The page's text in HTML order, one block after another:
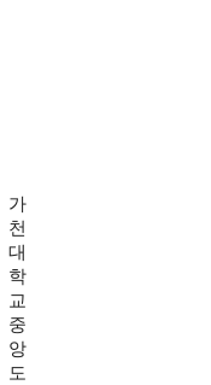
가
천
대
학
교
중
앙
도